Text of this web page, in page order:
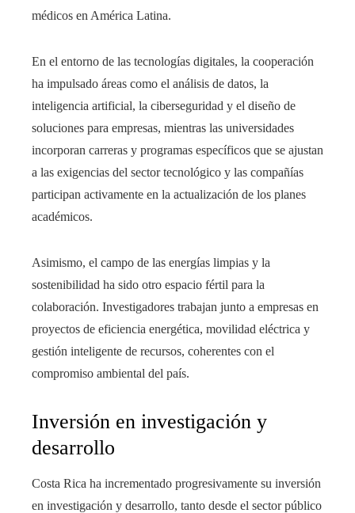
médicos en América Latina.
En el entorno de las tecnologías digitales, la cooperación
ha impulsado áreas como el análisis de datos, la
inteligencia artificial, la ciberseguridad y el diseño de
soluciones para empresas, mientras las universidades
incorporan carreras y programas específicos que se ajustan
a las exigencias del sector tecnológico y las compañías
participan activamente en la actualización de los planes
académicos.
Asimismo, el campo de las energías limpias y la
sostenibilidad ha sido otro espacio fértil para la
colaboración. Investigadores trabajan junto a empresas en
proyectos de eficiencia energética, movilidad eléctrica y
gestión inteligente de recursos, coherentes con el
compromiso ambiental del país.
Inversión en investigación y
desarrollo
Costa Rica ha incrementado progresivamente su inversión
en investigación y desarrollo, tanto desde el sector público